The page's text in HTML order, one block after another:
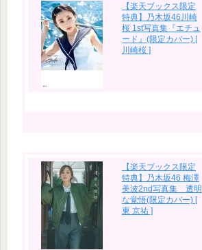
【楽天ブックス限定
特典】乃木坂46川崎
桜 1st写真集『エチュ
ード』(限定カバー) [
川崎桜 ]
【楽天ブックス限定
特典】乃木坂46 梅澤
美波2nd写真集 透明
な覚悟(限定カバー) [
東 京祐 ]